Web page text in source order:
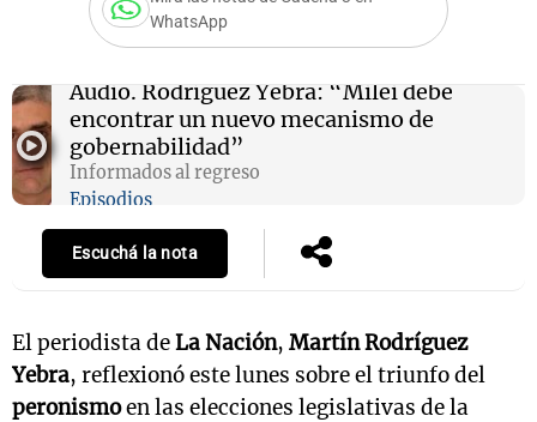
WhatsApp
Audio. Rodríguez Yebra: “Milei debe
encontrar un nuevo mecanismo de
gobernabilidad”
Informados al regreso
Episodios
Escuchá la nota
El periodista deLa Nación, Martín Rodríguez
Yebra, reflexionó este lunes sobre el triunfo del
peronismoen las elecciones legislativas de la
Notas
La Sole en